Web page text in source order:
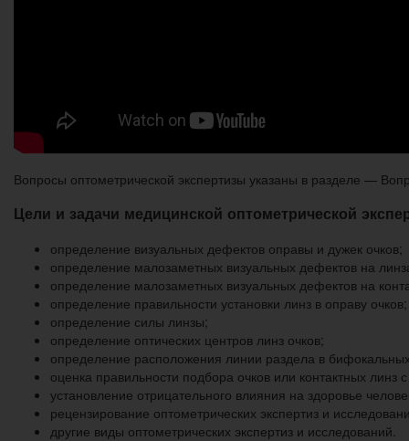
Вопросы оптометрической экспертизы указаны в разделе —
Цели и задачи медицинской оптометрической
определение визуальных дефектов оправы и дужек очков;
определение малозаметных визуальных дефектов на
определение малозаметных визуальных дефектов на
определение правильности установки линз в оправу очков;
определение силы линзы;
определение оптических центров линз очков;
определение расположения линии раздела в
оценка правильности подбора очков или контактных линз
установление отрицательного влияния на здоровье
рецензирование оптометрических экспертиз и
другие виды оптометрических экспертиз и исследований.